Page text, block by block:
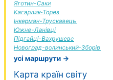
Яготин-Саки
Кагарлик-Торез
Інкерман-Трускавець
Южне-Ланівці
Підгайці-Вахрушеве
Новоград-волинський-Зборів
усі маршрути →
Карта країн світу